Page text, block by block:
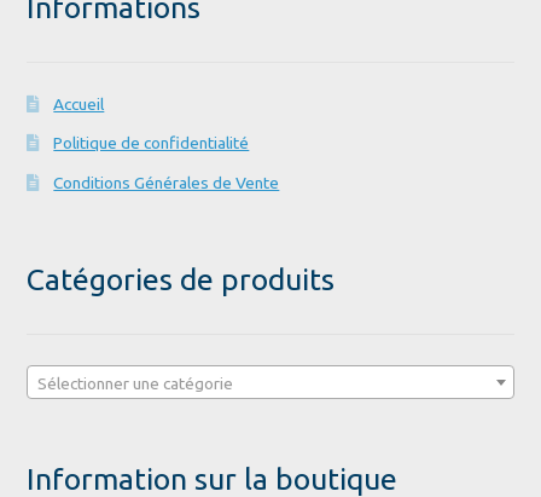
Informations
Accueil
Politique de confidentialité
Conditions Générales de Vente
Catégories de produits
Sélectionner une catégorie
Information sur la boutique